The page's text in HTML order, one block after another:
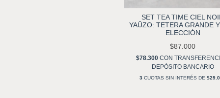
SET TEA TIME CIEL
YAŬZO: TETERA GRANDE
ELECCIÓN
$87.000
$78.300 CON
DEPÓSITO BANCARIO
3 CUOTAS SIN INTERÉS DE